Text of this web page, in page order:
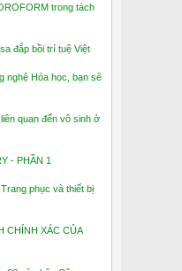
trong tách
đắp bồi trí tuệ Việt
nghệ Hóa học, bạn sẽ
quan đến vô sinh ở
- PHẦN 1
phục và thiết bị
CHÍNH XÁC CỦA